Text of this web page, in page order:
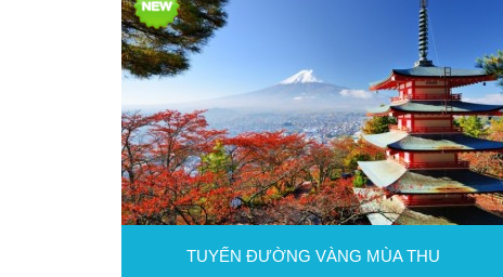
TUYẾN ĐƯỜNG VÀNG MÙA THU